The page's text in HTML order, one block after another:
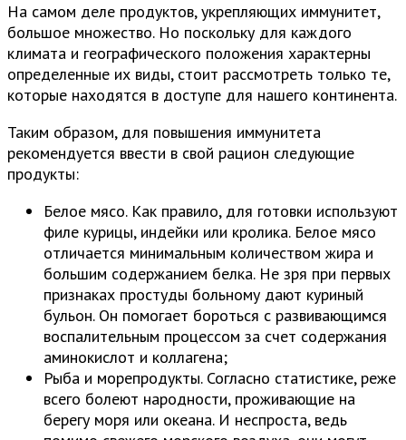
На самом деле продуктов, укрепляющих иммунитет,
большое множество. Но поскольку для каждого
климата и географического положения характерны
определенные их виды, стоит рассмотреть только те,
которые находятся в доступе для нашего континента.
Таким образом, для повышения иммунитета
рекомендуется ввести в свой рацион следующие
продукты:
Белое мясо. Как правило, для готовки используют
филе курицы, индейки или кролика. Белое мясо
отличается минимальным количеством жира и
большим содержанием белка. Не зря при первых
признаках простуды больному дают куриный
бульон. Он помогает бороться с развивающимся
воспалительным процессом за счет содержания
аминокислот и коллагена;
Рыба и морепродукты. Согласно статистике, реже
всего болеют народности, проживающие на
берегу моря или океана. И неспроста, ведь